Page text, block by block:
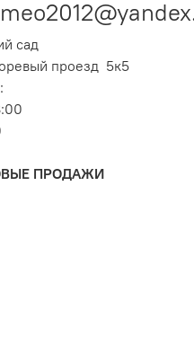
сад
проезд 5к5
ПРОДАЖИ